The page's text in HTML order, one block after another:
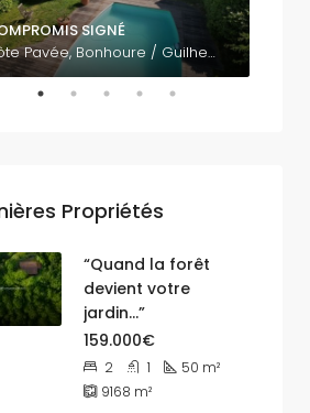
SIGNÉ
Côte Pavée, Bonhoure / Guilheméry / Château de l'Hers / Limayrac / Côte Pavée, Toulouse, Haute-Garonne, Occitanie, France métropolitaine, 31400, France
Propriétés
“Quand la forêt
devient votre
jardin…”
159.000€
2 1 50 m²
9168 m²